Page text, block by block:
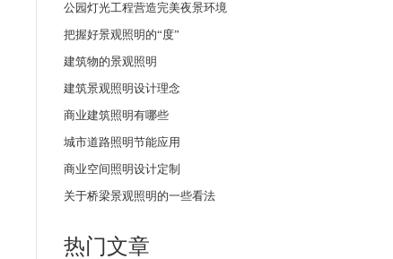
公园灯光工程营造完美夜景环境
把握好景观照明的“度”
建筑物的景观照明
建筑景观照明设计理念
商业建筑照明有哪些
城市道路照明节能应用
商业空间照明设计定制
关于桥梁景观照明的一些看法
热门文章